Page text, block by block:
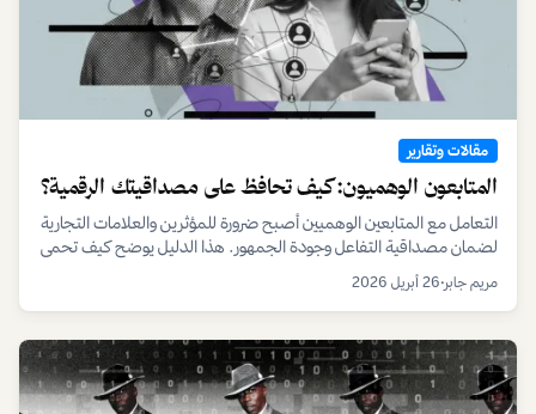
مقالات وتقارير
المتابعون الوهميون: كيف تحافظ على مصداقيتك الرقمية؟
التعامل مع المتابعين الوهميين أصبح ضرورة للمؤثرين والعلامات التجارية
لضمان مصداقية التفاعل وجودة الجمهور. هذا الدليل يوضح كيف تحمي
حضورك الرقمي.
مريم جابر•26 أبريل 2026